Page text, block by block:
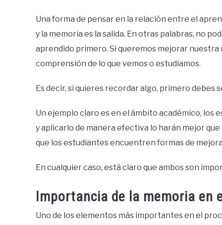
Una forma de pensar en la relación entre el
y la memoria es la salida. En otras palabras, no
aprendido primero. Si queremos mejorar
comprensión de lo que vemos o estudiamos.
Es decir, si quieres recordar algo, primero debes
Un ejemplo claro es en el ámbito académico, los
y aplicarlo de manera efectiva lo harán mejor
que los estudiantes encuentren formas de
En cualquier caso, está claro que ambos son
Importancia de la memoria en
Uno de los elementos más importantes en el